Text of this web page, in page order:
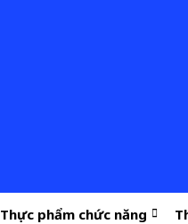
Thực phẩm chức năng